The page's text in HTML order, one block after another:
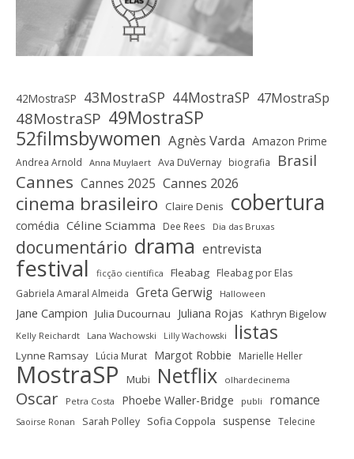
42MostraSP 43MostraSP 44MostraSP 47MostraSp
48MostraSP 49MostraSP
52filmsbywomen Agnès Varda Amazon Prime
Andrea Arnold Anna Muylaert Ava DuVernay biografia Brasil
Cannes Cannes 2025 Cannes 2026
cinema brasileiro Claire Denis cobertura
comédia Céline Sciamma Dee Rees Dia das Bruxas
documentário drama entrevista
festival ficção científica Fleabag Fleabag por Elas
Gabriela Amaral Almeida Greta Gerwig Halloween
Jane Campion Julia Ducournau Juliana Rojas Kathryn Bigelow
Kelly Reichardt Lana Wachowski Lilly Wachowski listas
Lynne Ramsay Lúcia Murat Margot Robbie Marielle Heller
MostraSP Mubi Netflix olhardecinema
Oscar Petra Costa Phoebe Waller-Bridge publi romance
Saoirse Ronan Sarah Polley Sofia Coppola suspense Telecine